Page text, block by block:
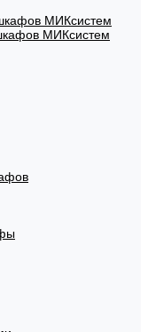
МИКсистем
МИКсистем